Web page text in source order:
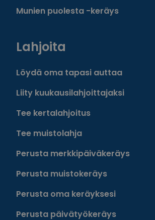
Munien puolesta -keräys
Lahjoita
Löydä oma tapasi auttaa
Liity kuukausilahjoittajaksi
Tee kertalahjoitus
Tee muistolahja
Perusta merkkipäiväkeräys
Perusta muistokeräys
Perusta oma keräyksesi
Perusta päivätyökeräys